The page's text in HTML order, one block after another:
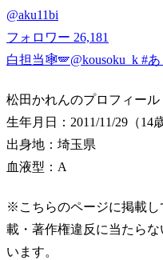
@aku11bi
フォロワー 26,181
白担当🕸🪽@kousoku_k #
松田かれんのプロフィール
生年月日：2011/11/29（14歳
出身地：埼玉県
血液型：A
※こちらのページに掲載し
載・著作権違反に当たら
います。